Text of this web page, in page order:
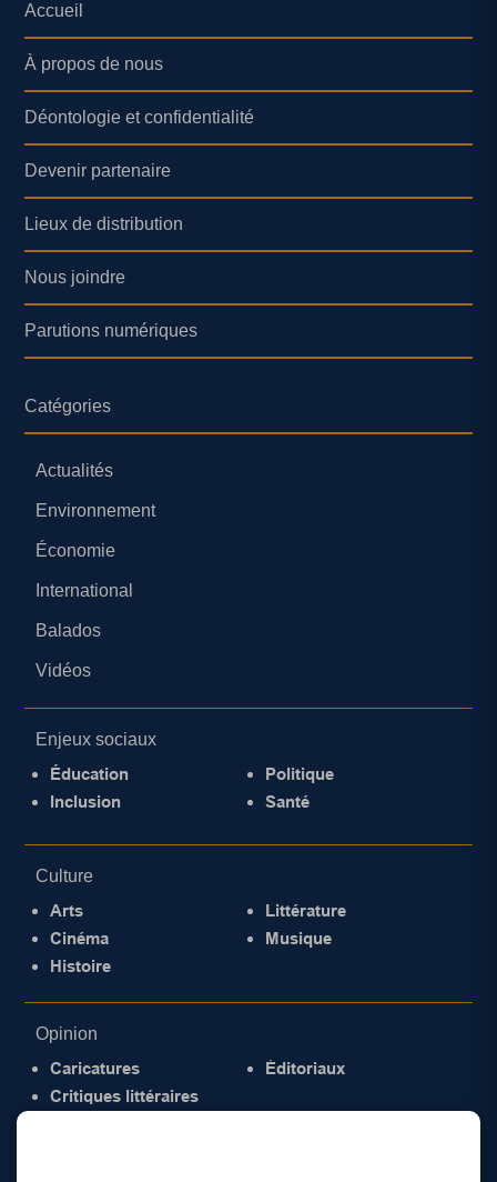
Accueil
À propos de nous
Déontologie et confidentialité
Devenir partenaire
Lieux de distribution
Nous joindre
Parutions numériques
Catégories
Actualités
Environnement
Économie
International
Balados
Vidéos
Enjeux sociaux
Éducation
Inclusion
Politique
Santé
Culture
Arts
Cinéma
Histoire
Littérature
Musique
Opinion
Caricatures
Critiques littéraires
Éditoriaux